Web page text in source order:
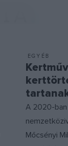
EGYÉB
A 2020-
Mőcsényi